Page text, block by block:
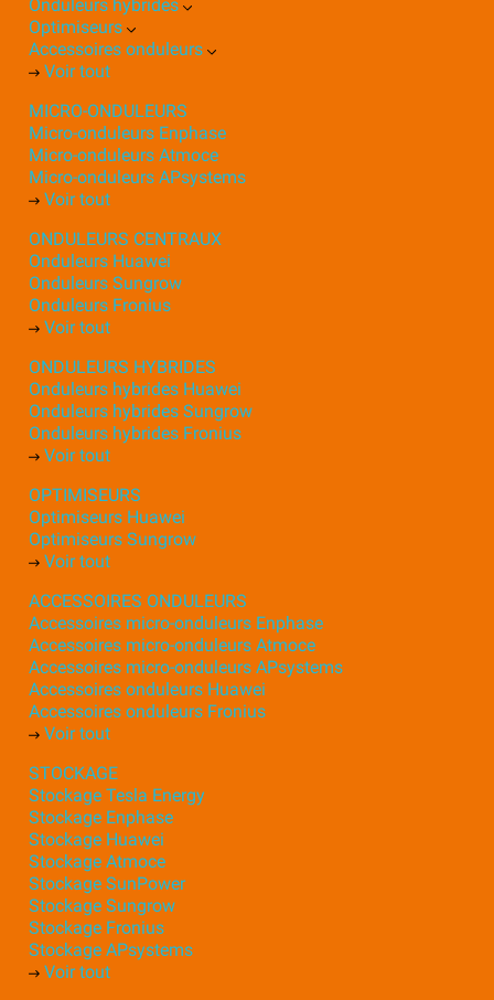
Onduleurs hybrides
Optimiseurs
Accessoires onduleurs
Voir tout
MICRO-ONDULEURS
Micro-onduleurs Enphase
Micro-onduleurs Atmoce
Micro-onduleurs APsystems
Voir tout
ONDULEURS CENTRAUX
Onduleurs Huawei
Onduleurs Sungrow
Onduleurs Fronius
Voir tout
ONDULEURS HYBRIDES
Onduleurs hybrides Huawei
Onduleurs hybrides Sungrow
Onduleurs hybrides Fronius
Voir tout
OPTIMISEURS
Optimiseurs Huawei
Optimiseurs Sungrow
Voir tout
ACCESSOIRES ONDULEURS
Accessoires micro-onduleurs Enphase
Accessoires micro-onduleurs Atmoce
Accessoires micro-onduleurs APsystems
Accessoires onduleurs Huawei
Accessoires onduleurs Fronius
Voir tout
STOCKAGE
Stockage Tesla Energy
Stockage Enphase
Stockage Huawei
Stockage Atmoce
Stockage SunPower
Stockage Sungrow
Stockage Fronius
Stockage APsystems
Voir tout